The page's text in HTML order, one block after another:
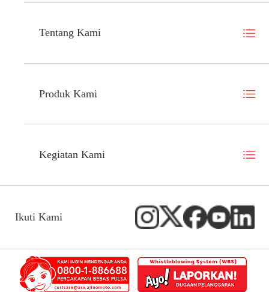
Tentang Kami
Produk Kami
Kegiatan Kami
Ikuti Kami